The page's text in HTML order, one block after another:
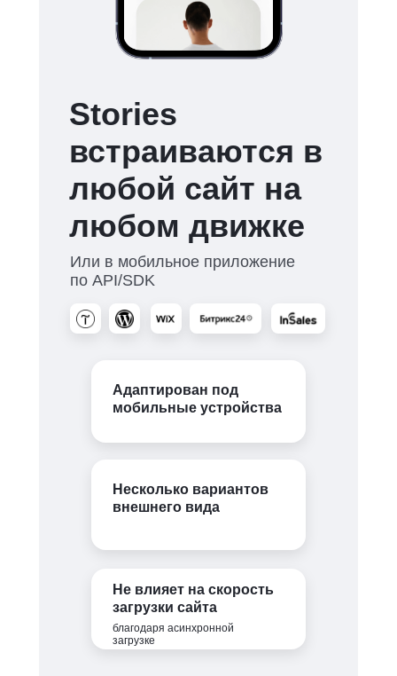
Stories
встраиваются в
любой сайт на
любом движке
Или в мобильное приложение
по API/SDK
Адаптирован под
мобильные устройства
Не влияет на скорость
загрузки сайта
Несколько вариантов
внешнего вида
благодаря асинхронной
загрузке